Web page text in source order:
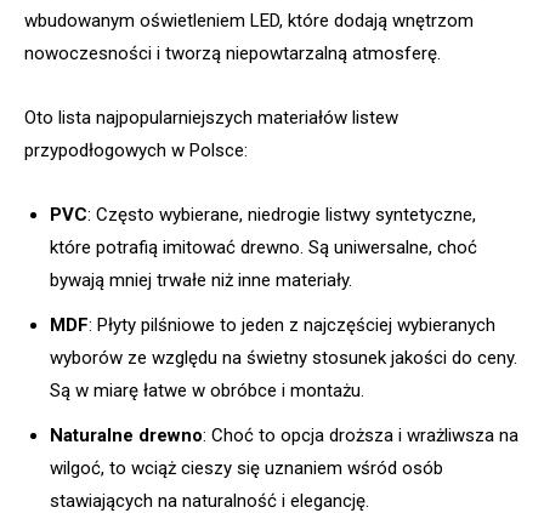
wbudowanym oświetleniem LED, które dodają wnętrzom
nowoczesności i tworzą niepowtarzalną atmosferę.
Oto lista najpopularniejszych materiałów listew
przypodłogowych w Polsce:
PVC: Często wybierane, niedrogie listwy syntetyczne,
które potrafią imitować drewno. Są uniwersalne, choć
bywają mniej trwałe niż inne materiały.
MDF: Płyty pilśniowe to jeden z najczęściej wybieranych
wyborów ze względu na świetny stosunek jakości do ceny.
Są w miarę łatwe w obróbce i montażu.
Naturalne drewno: Choć to opcja droższa i wrażliwsza na
wilgoć, to wciąż cieszy się uznaniem wśród osób
stawiających na naturalność i elegancję.